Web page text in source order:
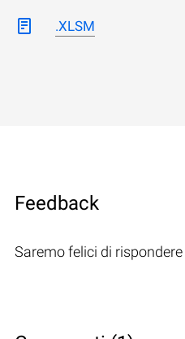
.XLSM
Feedback
Saremo felici di